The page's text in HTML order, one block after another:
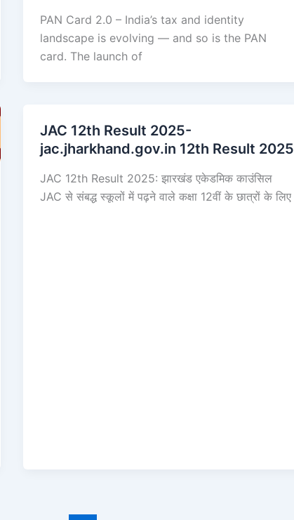
PAN Card 2.0 – India’s tax and identity
landscape is evolving — and so is the PAN
card. The launch of
JAC 12th Result 2025-
jac.jharkhand.gov.in 12th Result 2025
JAC 12th Result 2025: झारखंड एकेडमिक काउंसिल
JAC से संबद्ध स्कूलों में पढ़ने वाले कक्षा 12वीं के छात्रों के लिए